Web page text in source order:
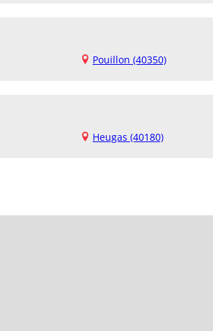
Pouillon (40350)
Heugas (40180)